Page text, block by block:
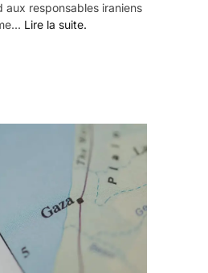
aux responsables iraniens
Lire la suite.